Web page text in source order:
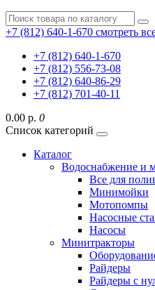
+7 (812) 640-1-670 смотреть
+7 (812) 640-1-670
+7 (812) 556-73-08
+7 (812) 640-86-29
+7 (812) 701-40-11
0.00 р. 0
Список категорий
Каталог
Водоснабжение и
Все для
Минимойки
Мотопомпы
Насосные
Насосы
Минитракторы
Райдеры
Райдеры с